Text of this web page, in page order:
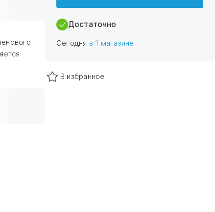
Достаточно
Сегодня в 1 магазине
В избранное